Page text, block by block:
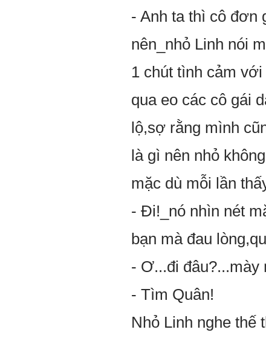
- Anh ta thì cô đơn
nên_nhỏ Linh nói
1 chút tình cảm
qua eo các cô gái
lộ,sợ rằng mình
là gì nên nhỏ
mặc dù mỗi lần
- Đi!_nó nhìn nét
bạn mà đau
- Ơ...đi đâu?...mày
- Tìm Quân!
Nhỏ Linh nghe thế